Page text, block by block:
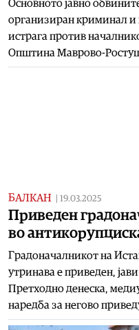
Основното јавно
организиран криминал и
истрага против
Општина Маврово-
БАЛКАН 19.03.2025
Приведен
во
Градоначалникот на
утринава е приведен,
Претходно денеска,
наредба за негово